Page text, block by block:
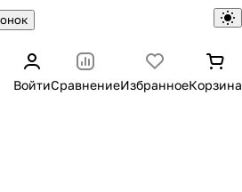
ВойтиСравнениеИзбранноеКорзина